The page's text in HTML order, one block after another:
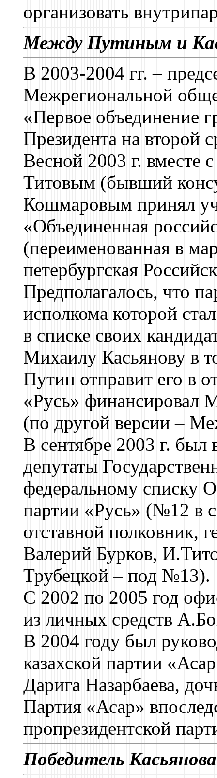
организовать
Между Путиным и
В 2003-2004 гг. –
Межрегиональной
«Первое объединение
Президента на второй
Весной 2003 г. вместе
Титовым (бывший
Кошмаровым принял
«Объединенная
(переименованная в
петербургская
Предполагалось, что
исполкома которой
в списке своих
Михаилу Касьянову в
Путин отправит его в
«Русь»
(по другой версии –
В сентябре 2003 г. был
депутаты
федеральному списку
партии «Русь» (№12 в
отставной полковник,
Валерий Бурков,
Трубецкой – под №13).
С 2002 по 2005 год
из личных средств
В 2004 году был
казахской партии
Дарига Назарбаева,
Партия «Асар»
пропрезидентской
Победитель Касьянова